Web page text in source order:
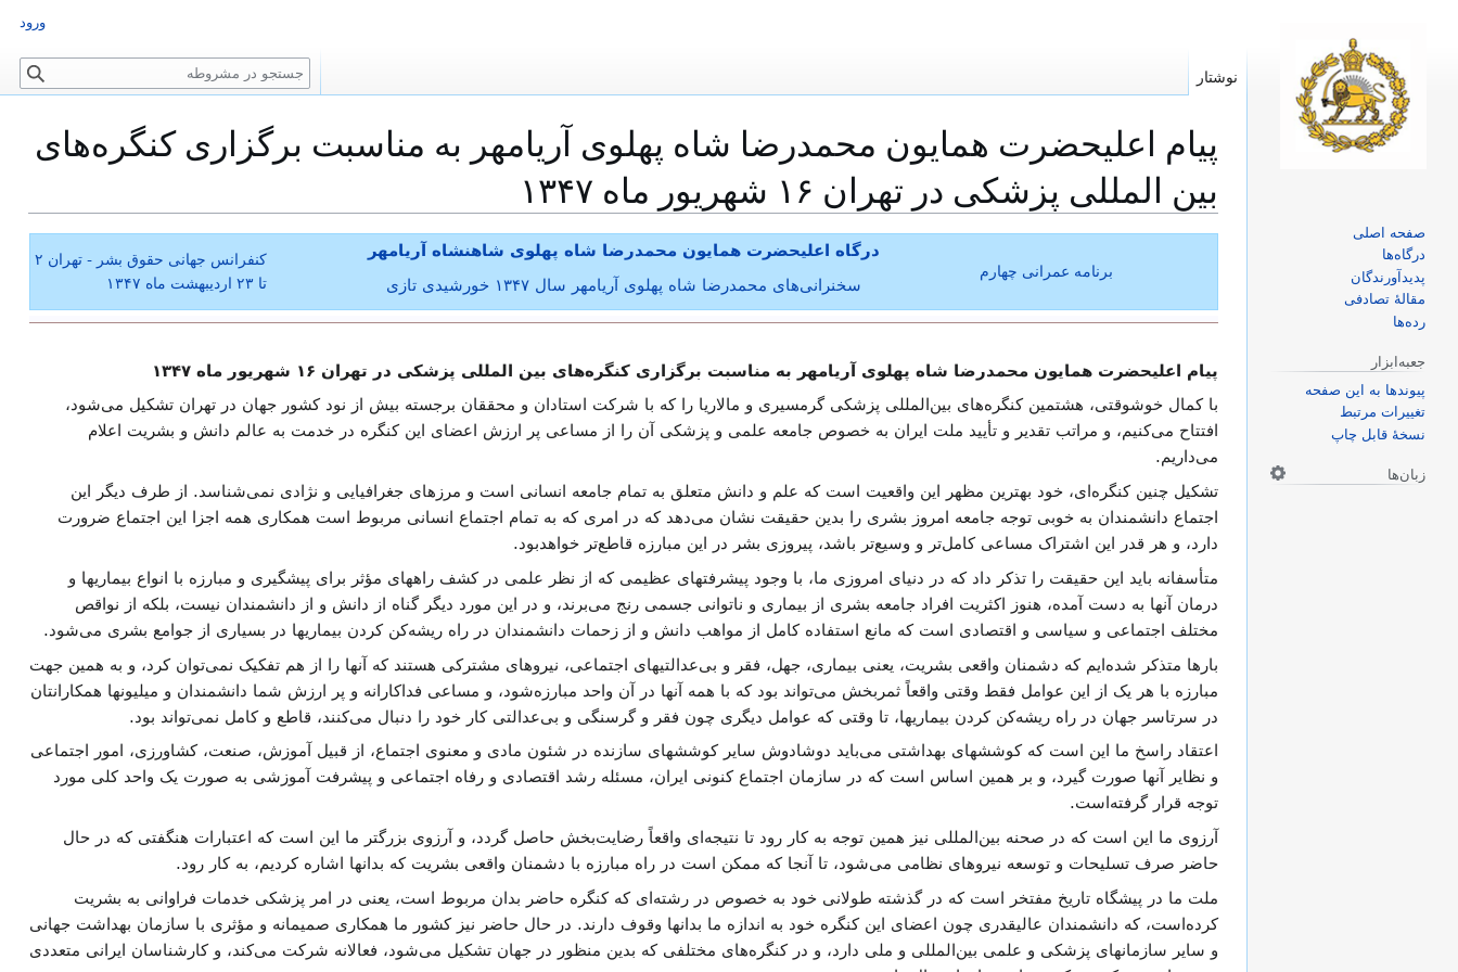
پیام اعلیحضرت همایون محمدرضا شاه پهلوی آریامهر به مناسبت برگزاری کنگره‌های
بین المللی پزشکی در تهران ۱۶ شهریور ماه ۱۳۴۷
برنامه عمرانی چهارم
درگاه اعلیحضرت همایون محمدرضا شاه پهلوی شاهنشاه آریامهر
سخنرانی‌های محمدرضا شاه پهلوی آریامهر سال ۱۳۴۷ خورشیدی تازی
کنفرانس جهانی حقوق بشر - تهران ۲
تا ۲۳ اردیبهشت ماه ۱۳۴۷
پیام اعلیحضرت همایون محمدرضا شاه پهلوی آریامهر به مناسبت برگزاری کنگره‌های بین المللی پزشکی در تهران ۱۶ شهریور ماه ۱۳۴۷
با کمال خوشوقتی، هشتمین کنگره‌های بین‌المللی پزشکی گرمسیری و مالاریا را که با شرکت استادان و محققان برجسته بیش از نود کشور جهان در تهران تشکیل می‌شود،
افتتاح می‌کنیم، و مراتب تقدیر و تأیید ملت ایران به خصوص جامعه علمی و پزشکی آن را از مساعی پر ارزش اعضای این کنگره در خدمت به عالم دانش و بشریت اعلام
می‌داریم.
تشکیل چنین کنگره‌ای، خود بهترین مظهر این واقعیت است که علم و دانش متعلق به تمام جامعه انسانی است و مرزهای جغرافیایی و نژادی نمی‌شناسد. از طرف دیگر این
اجتماع دانشمندان به خوبی توجه جامعه امروز بشری را بدین حقیقت نشان می‌دهد که در امری که به تمام اجتماع انسانی مربوط است همکاری همه اجزا این اجتماع ضرورت
دارد، و هر قدر این اشتراک مساعی کامل‌تر و وسیع‌تر باشد، پیروزی بشر در این مبارزه قاطع‌تر خواهدبود.
متأسفانه باید این حقیقت را تذکر داد که در دنیای امروزی ما، با وجود پیشرفتهای عظیمی که از نظر علمی در کشف راههای مؤثر برای پیشگیری و مبارزه با انواع بیماریها و
درمان آنها به دست آمده، هنوز اکثریت افراد جامعه بشری از بیماری و ناتوانی جسمی رنج می‌برند، و در این مورد دیگر گناه از دانش و از دانشمندان نیست، بلکه از نواقص
مختلف اجتماعی و سیاسی و اقتصادی است که مانع استفاده کامل از مواهب دانش و از زحمات دانشمندان در راه ریشه‌کن کردن بیماریها در بسیاری از جوامع بشری می‌شود.
بارها متذکر شده‌ایم که دشمنان واقعی بشریت، یعنی بیماری، جهل، فقر و بی‌عدالتیهای اجتماعی، نیروهای مشترکی هستند که آنها را از هم تفکیک نمی‌توان کرد، و به همین جهت
مبارزه با هر یک از این عوامل فقط وقتی واقعاً ثمربخش می‌تواند بود که با همه آنها در آن واحد مبارزه‌شود، و مساعی فداکارانه و پر ارزش شما دانشمندان و میلیونها همکارانتان
در سرتاسر جهان در راه ریشه‌کن کردن بیماریها، تا وقتی که عوامل دیگری چون فقر و گرسنگی و بی‌عدالتی کار خود را دنبال می‌کنند، قاطع و کامل نمی‌تواند بود.
اعتقاد راسخ ما این است که کوششهای بهداشتی می‌باید دوشادوش سایر کوششهای سازنده در شئون مادی و معنوی اجتماع، از قبیل آموزش، صنعت، کشاورزی، امور اجتماعی
و نظایر آنها صورت گیرد، و بر همین اساس است که در سازمان اجتماع کنونی ایران، مسئله رشد اقتصادی و رفاه اجتماعی و پیشرفت آموزشی به صورت یک واحد کلی مورد
توجه قرار گرفته‌است.
آرزوی ما این است که در صحنه بین‌المللی نیز همین توجه به کار رود تا نتیجه‌ای واقعاً رضایت‌بخش حاصل گردد، و آرزوی بزرگتر ما این است که اعتبارات هنگفتی که در حال
حاضر صرف تسلیحات و توسعه نیروهای نظامی می‌شود، تا آنجا که ممکن است در راه مبارزه با دشمنان واقعی بشریت که بدانها اشاره کردیم، به کار رود.
ملت ما در پیشگاه تاریخ مفتخر است که در گذشته طولانی خود به خصوص در رشته‌ای که کنگره حاضر بدان مربوط است، یعنی در امر پزشکی خدمات فراوانی به بشریت
کرده‌است، که دانشمندان عالیقدری چون اعضای این کنگره خود به اندازه ما بدانها وقوف دارند. در حال حاضر نیز کشور ما همکاری صمیمانه و مؤثری با سازمان بهداشت جهانی
و سایر سازمانهای پزشکی و علمی بین‌المللی و ملی دارد، و در کنگره‌های مختلفی که بدین منظور در جهان تشکیل می‌شود، فعالانه شرکت می‌کند، و کارشناسان ایرانی متعددی
ورود
نوشتار
ج
س
ج
صفحه اصلی
درگاه‌ها
پدیدآورندگان
مقالهٔ تصادفی
رده‌ها
جعبه‌ابزار
پیوندها به این صفحه
تغییرات مرتبط
نسخهٔ قابل چاپ
زبان‌ها